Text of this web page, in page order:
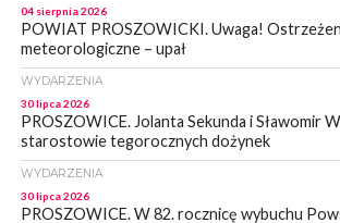
04 sierpnia 2026
POWIAT PROSZOWICKI. Uwaga!
meteorologiczne – upał
WYDARZENIA
30 lipca 2026
PROSZOWICE. Jolanta Sekunda i Sławomir
starostowie tegorocznych dożynek
WYDARZENIA
30 lipca 2026
PROSZOWICE. W 82. rocznicę wybuchu